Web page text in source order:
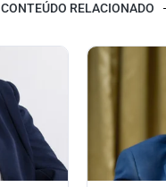
CONTEÚDO RELACIONADO